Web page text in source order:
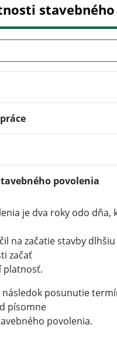
povolenia
je dva roky odo
na začatie stavby
začať
platnosť.
posunutie
písomne
povolenia.